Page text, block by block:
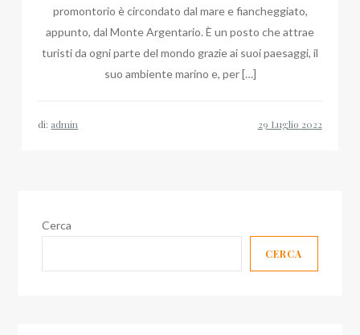
promontorio è circondato dal mare e fiancheggiato,
appunto, dal Monte Argentario. È un posto che attrae
turisti da ogni parte del mondo grazie ai suoi paesaggi, il
suo ambiente marino e, per […]
di: admin
Cerca
CERCA